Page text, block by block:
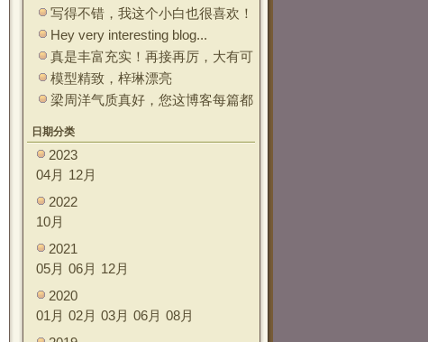
写得不错，我这个小白也很喜欢！
Hey very interesting blog...
真是丰富充实！再接再厉，大有可
为
模型精致，梓琳漂亮
梁周洋气质真好，您这博客每篇都
日期分类
2023
04月 12月
2022
10月
2021
05月 06月 12月
2020
01月 02月 03月 06月 08月